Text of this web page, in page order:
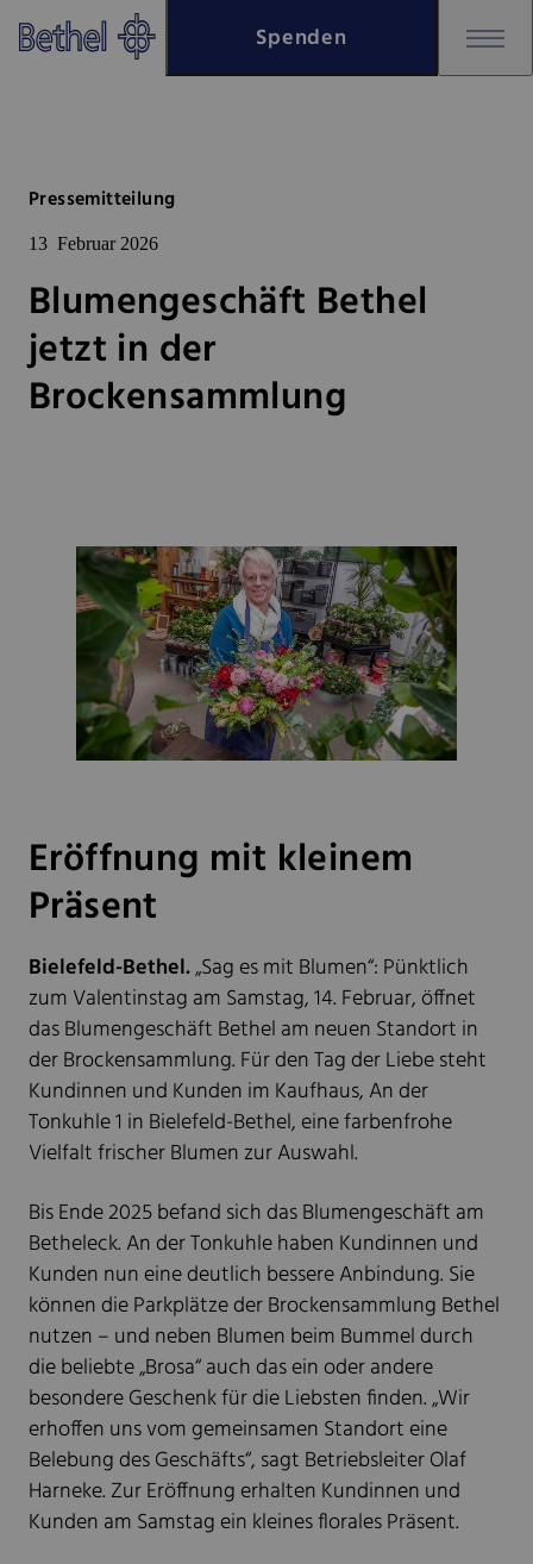
Zum Hauptinhalt springen
Zur Fußzeile springen
Spenden
Pressemitteilung
13 Februar 2026
Blumengeschäft Bethel
jetzt in der
Brockensammlung
Eröffnung mit kleinem
Präsent
Bielefeld-Bethel.„Sag es mit Blumen“: Pünktlich
zum Valentinstag am Samstag, 14. Februar, öffnet
das Blumengeschäft Bethel am neuen Standort in
der Brockensammlung. Für den Tag der Liebe steht
Kundinnen und Kunden im Kaufhaus, An der
Tonkuhle 1 in Bielefeld-Bethel, eine farbenfrohe
Vielfalt frischer Blumen zur Auswahl.
Bis Ende 2025 befand sich das Blumengeschäft am
Betheleck. An der Tonkuhle haben Kundinnen und
Kunden nun eine deutlich bessere Anbindung. Sie
können die Parkplätze der Brockensammlung Bethel
nutzen – und neben Blumen beim Bummel durch
die beliebte „Brosa“ auch das ein oder andere
besondere Geschenk für die Liebsten finden. „Wir
erhoffen uns vom gemeinsamen Standort eine
Belebung des Geschäfts“, sagt Betriebsleiter Olaf
Harneke. Zur Eröffnung erhalten Kundinnen und
Kunden am Samstag ein kleines florales Präsent.